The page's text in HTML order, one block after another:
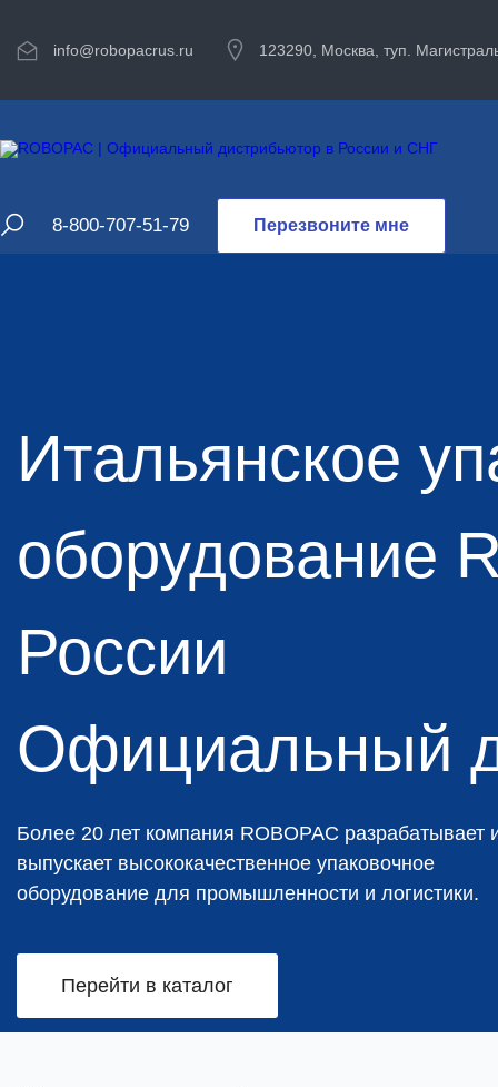
info@robopacrus.ru 123290, Москва, туп.
8-800-707-51-79 Перезвоните мне
Итальянское
оборудование
России
Официальный
Более 20 лет компания ROBOPAC разрабатывает
выпускает высококачественное упаковочное
оборудование для промышленности и логистики.
Перейти в каталог